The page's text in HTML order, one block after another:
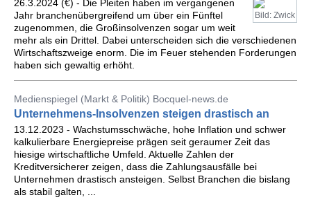
Bild: Zwick
26.3.2024 (€) - Die Pleiten haben im vergangenen
Jahr branchenübergreifend um über ein Fünftel
zugenommen, die Großinsolvenzen sogar um weit
mehr als ein Drittel. Dabei unterscheiden sich die verschiedenen
Wirtschaftszweige enorm. Die im Feuer stehenden Forderungen
haben sich gewaltig erhöht.
Medienspiegel (Markt & Politik) Bocquel-news.de
Unternehmens-Insolvenzen steigen drastisch an
13.12.2023 - Wachstumsschwäche, hohe Inflation und schwer
kalkulierbare Energiepreise prägen seit geraumer Zeit das
hiesige wirtschaftliche Umfeld. Aktuelle Zahlen der
Kreditversicherer zeigen, dass die Zahlungsausfälle bei
Unternehmen drastisch ansteigen. Selbst Branchen die bislang
als stabil galten, ...